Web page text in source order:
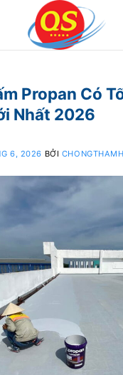
Propan Có
Nhất 2026
6, 2026 BỞI